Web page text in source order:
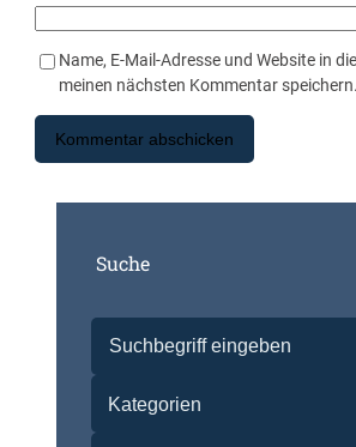
Name, E-Mail-Adresse und Website in
meinen nächsten Kommentar speichern.
Suche